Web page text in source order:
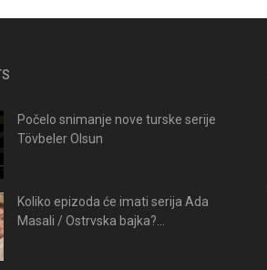
Počelo snimanje nove turske serije
Tövbeler Olsun
Koliko epizoda će imati serija Ada
Masali / Ostrvska bajka?...